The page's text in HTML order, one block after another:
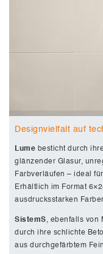
Designvielfalt auf
Lume besticht durch
glänzender Glasur,
Farbverläufen – ideal
Erhältlich im Format
ausdrucksstarken
SistemS, ebenfalls von
durch ihre schlichte
aus durchgefärbtem